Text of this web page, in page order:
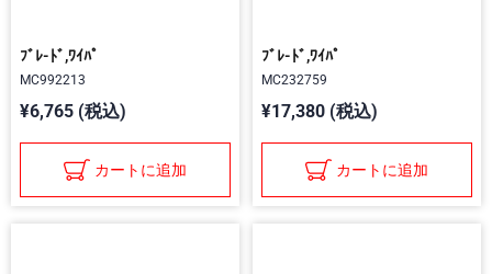
ﾌﾞﾚ-ﾄﾞ,ﾜｲﾊﾟ
MC992213
¥6,765 (税込)
カートに追加
ﾌﾞﾚ-ﾄﾞ,ﾜｲﾊﾟ
MC232759
¥17,380 (税込)
カートに追加